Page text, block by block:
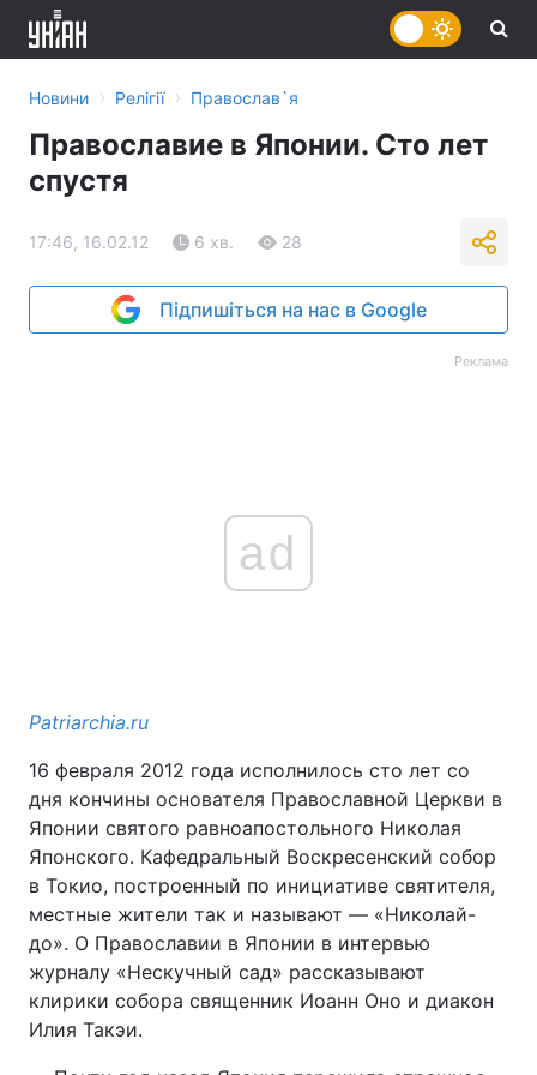
Новини › Релігії › Православ`я
Православие в Японии. Сто лет
спустя
17:46, 16.02.12 6 хв. 28
Підпишіться на нас в Google
Реклама
ad
Patriarchia.ru
16 февраля 2012 года исполнилось сто лет со
дня кончины основателя Православной Церкви в
Японии святого равноапостольного Николая
Японского. Кафедральный Воскресенский собор
в Токио, построенный по инициативе святителя,
местные жители так и называют — «Николай-
до». О Православии в Японии в интервью
журналу «Нескучный сад» рассказывают
клирики собора священник Иоанн Оно и диакон
Илия Такэи.